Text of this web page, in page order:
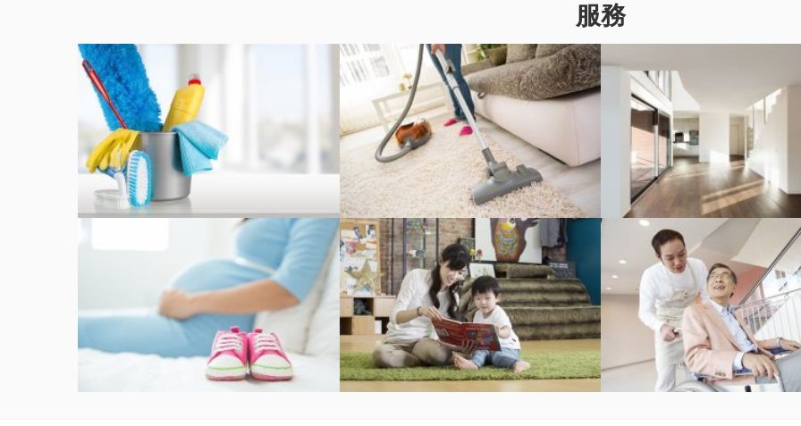
服務
歲晚大掃除 恆常清潔 入伙前/後清潔
陪月 (寶寶幫) 保姆 (寶寶幫) 陪診 (護理幫)